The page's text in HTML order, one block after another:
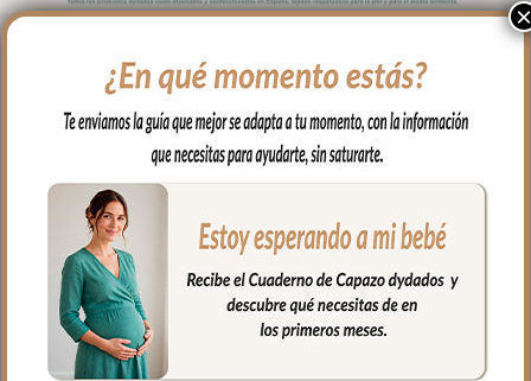
Para proteger el colchón de tu capazo o
darle un toque especial, las bajeras
universales para colchón en piqué es el
complemento que necesitas.
En tejido piqué liso; un piqué de algodón,
se ajusta al colchón mediante goma en
todo el contorno. Puedes lavar a mano o
en lavadora, siempre agua fría, jabones
no abrasivos y secado al natural.
Medidas máximo 80x38cm
×